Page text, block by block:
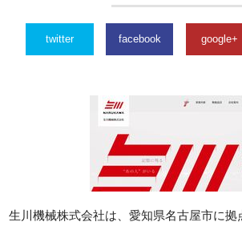
twitter facebook google+
生川機械株式会社は、愛知県名古屋市に拠